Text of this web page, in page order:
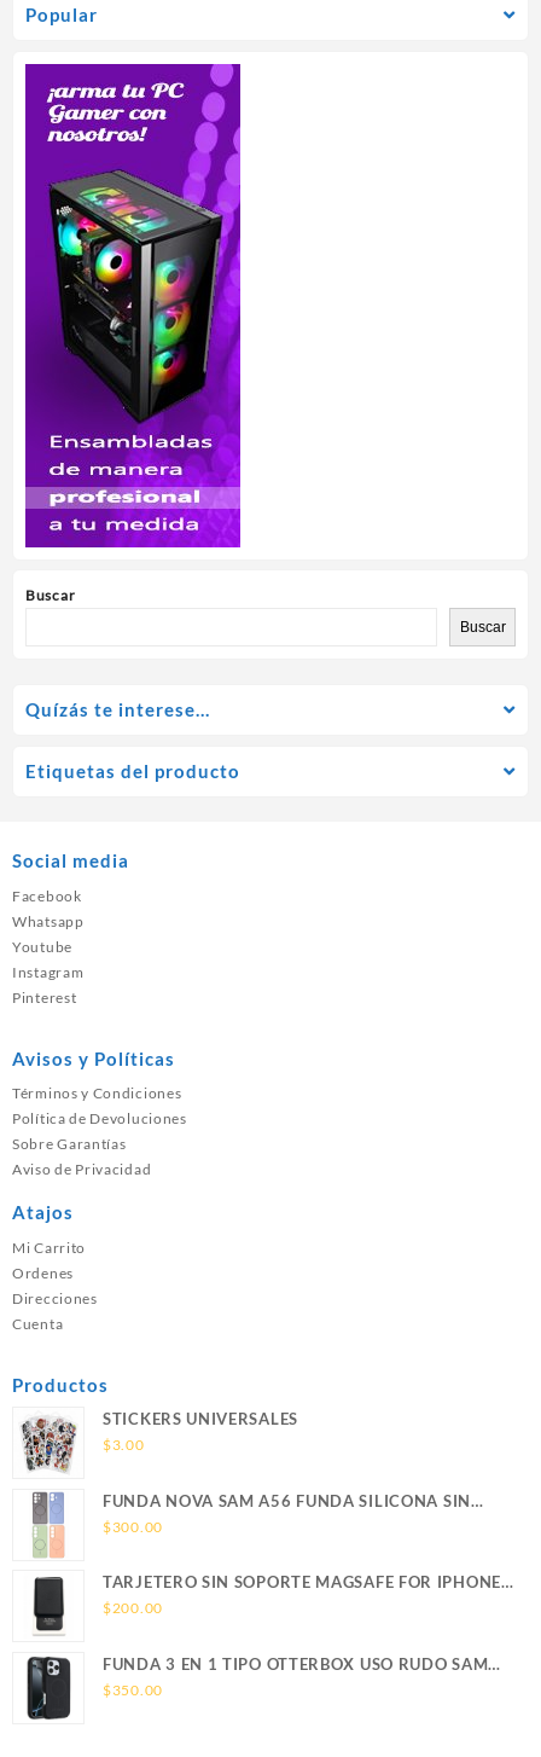
Popular
Buscar
Buscar
Quízás te interese…
Etiquetas del producto
Social media
Facebook
Whatsapp
Youtube
Instagram
Pinterest
Avisos y Políticas
Términos y Condiciones
Política de Devoluciones
Sobre Garantías
Aviso de Privacidad
Atajos
Mi Carrito
Ordenes
Direcciones
Cuenta
Productos
STICKERS UNIVERSALES
$3.00
FUNDA NOVA SAM A56 FUNDA SILICONA SIN
SOPORTE MAGNETICO SAMSUNG
$300.00
TARJETERO SIN SOPORTE MAGSAFE FOR IPHONE
LEATHER WALLET MAGSAFE
$200.00
FUNDA 3 EN 1 TIPO OTTERBOX USO RUDO SAM
S26 ULTRA SAMSUNG S26 ULTRA
$350.00